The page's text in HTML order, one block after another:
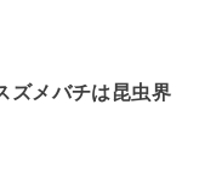
ズメバチは昆虫界